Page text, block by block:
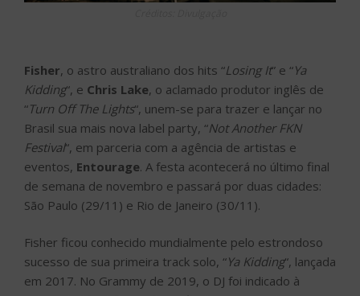
Fisher, o astro australiano dos hits “Losing It” e “Ya
Kidding“, e Chris Lake, o aclamado produtor inglês de
“Turn Off The Lights“, unem-se para trazer e lançar no
Brasil sua mais nova label party, “Not Another FKN
Festival“, em parceria com a agência de artistas e
eventos, Entourage. A festa acontecerá no último final
de semana de novembro e passará por duas cidades:
São Paulo (29/11) e Rio de Janeiro (30/11).
Fisher ficou conhecido mundialmente pelo estrondoso
sucesso de sua primeira track solo, “Ya Kidding“, lançada
em 2017. No Grammy de 2019, o DJ foi indicado à